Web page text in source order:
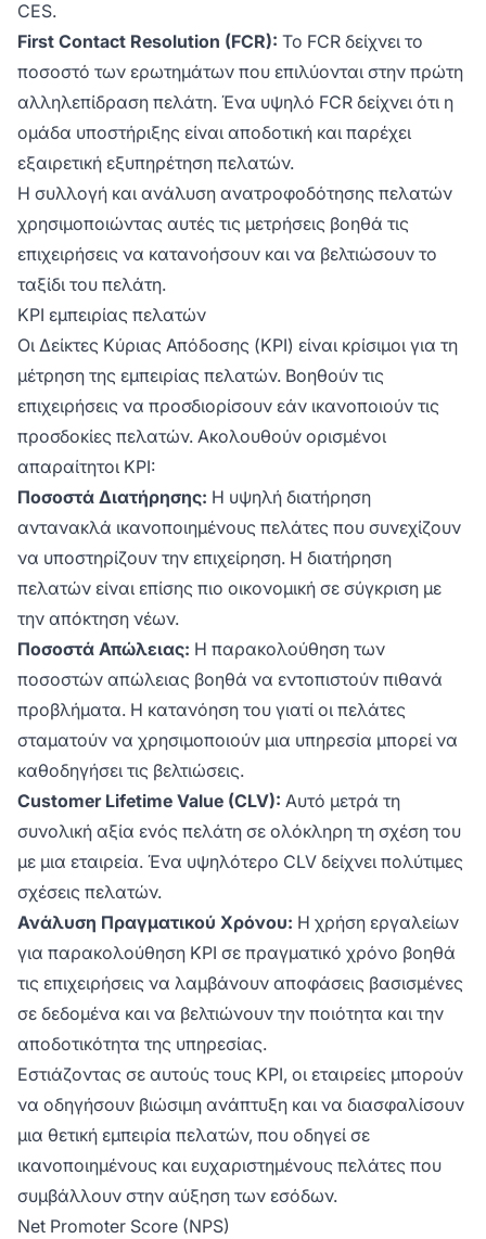
CES.
First Contact Resolution (FCR): Το FCR δείχνει το
ποσοστό των ερωτημάτων που επιλύονται στην πρώτη
αλληλεπίδραση πελάτη. Ένα υψηλό FCR δείχνει ότι η
ομάδα υποστήριξης είναι αποδοτική και παρέχει
εξαιρετική εξυπηρέτηση πελατών.
Η συλλογή και ανάλυση ανατροφοδότησης πελατών
χρησιμοποιώντας αυτές τις μετρήσεις βοηθά τις
επιχειρήσεις να κατανοήσουν και να βελτιώσουν το
ταξίδι του πελάτη.
KPI εμπειρίας πελατών
Οι Δείκτες Κύριας Απόδοσης (KPI) είναι κρίσιμοι για τη
μέτρηση της εμπειρίας πελατών. Βοηθούν τις
επιχειρήσεις να προσδιορίσουν εάν ικανοποιούν τις
προσδοκίες πελατών. Ακολουθούν ορισμένοι
απαραίτητοι KPI:
Ποσοστά Διατήρησης: Η υψηλή διατήρηση
αντανακλά ικανοποιημένους πελάτες που συνεχίζουν
να υποστηρίζουν την επιχείρηση. Η διατήρηση
πελατών είναι επίσης πιο οικονομική σε σύγκριση με
την απόκτηση νέων.
Ποσοστά Απώλειας: Η παρακολούθηση των
ποσοστών απώλειας βοηθά να εντοπιστούν πιθανά
προβλήματα. Η κατανόηση του γιατί οι πελάτες
σταματούν να χρησιμοποιούν μια υπηρεσία μπορεί να
καθοδηγήσει τις βελτιώσεις.
Customer Lifetime Value (CLV): Αυτό μετρά τη
συνολική αξία ενός πελάτη σε ολόκληρη τη σχέση του
με μια εταιρεία. Ένα υψηλότερο CLV δείχνει πολύτιμες
σχέσεις πελατών.
Ανάλυση Πραγματικού Χρόνου: Η χρήση εργαλείων
για παρακολούθηση KPI σε πραγματικό χρόνο βοηθά
τις επιχειρήσεις να λαμβάνουν αποφάσεις βασισμένες
σε δεδομένα και να βελτιώνουν την ποιότητα και την
αποδοτικότητα της υπηρεσίας.
Εστιάζοντας σε αυτούς τους KPI, οι εταιρείες μπορούν
να οδηγήσουν βιώσιμη ανάπτυξη και να διασφαλίσουν
μια θετική εμπειρία πελατών, που οδηγεί σε
ικανοποιημένους και ευχαριστημένους πελάτες που
συμβάλλουν στην αύξηση των εσόδων.
Net Promoter Score (NPS)